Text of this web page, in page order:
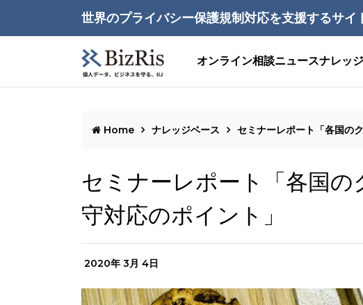
世界のプライバシー保護規制対応を支援するサイ
オンライン相談ニュースナレッ
Home ナレッジベース セミナーレポート「各国の
セミナーレポート「各国
守対応のポイント」
2020年 3月 4日